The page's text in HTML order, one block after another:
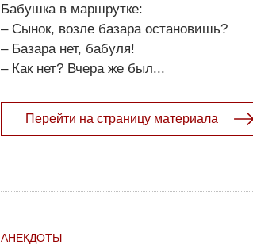
Бабушка в маршрутке:
– Сынок, возле базара остановишь?
– Базара нет, бабуля!
– Как нет? Вчера же был...
Перейти на страницу материала
АНЕКДОТЫ